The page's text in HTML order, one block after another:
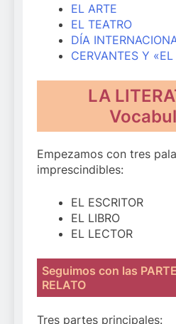
EL ARTE
EL TEATRO
DÍA
CERVANTES Y
LA
Empezamos con tres
imprescindibles:
EL ESCRITOR
EL LIBRO
EL LECTOR
Seguimos con las
RELATO
Tres partes principales: